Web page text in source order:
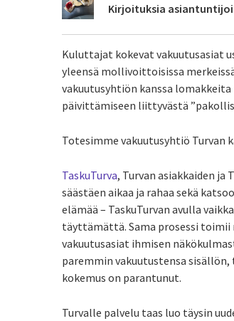
Kirjoituksia
Kuluttajat kokevat vakuutusasiat
yleensä mollivoittoisissa
vakuutusyhtiön kanssa
päivittämiseen liittyvästä
Totesimme vakuutusyhtiö Turvan
TaskuTurva, Turvan asiakkaiden
säästäen aikaa ja rahaa sekä
elämää – TaskuTurvan avulla
täyttämättä. Sama prosessi toimii
vakuutusasiat ihmisen
paremmin vakuutustensa
kokemus on parantunut.
Turvalle palvelu taas luo täysin